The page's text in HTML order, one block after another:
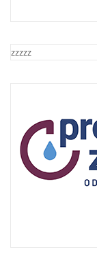
zzzzz